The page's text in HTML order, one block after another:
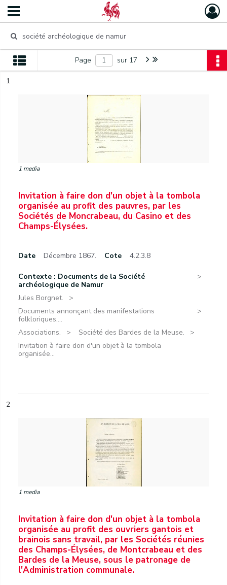
Page sur 17
1
1 media
Invitation à faire don d'un objet à la tombola
organisée au profit des pauvres, par les
Sociétés de Moncrabeau, du Casino et des
Champs-Élysées.
Date Décembre 1867. Cote 4.2.3.8
Contexte : Documents de la Société
archéologique de Namur
Jules Borgnet.
Documents annonçant des manifestations
folkloriques,...
Associations.
Société des Bardes de la Meuse.
Invitation à faire don d'un objet à la tombola
organisée...
2
1 media
Invitation à faire don d'un objet à la tombola
organisée au profit des ouvriers gantois et
brainois sans travail, par les Sociétés réunies
des Champs-Élysées, de Montcrabeau et des
Bardes de la Meuse, sous le patronage de
l'Administration communale.